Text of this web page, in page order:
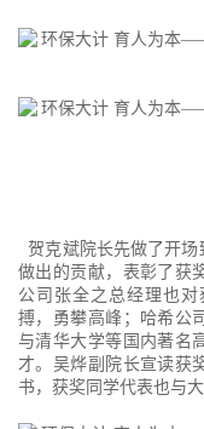
贺克斌院长先做了开
做出的贡献，表彰了获
公司张全之总经理也
搏，勇攀高峰；哈希公
与清华大学等国内著名
才。吴烨副院长宣读获
书，获奖同学代表也与